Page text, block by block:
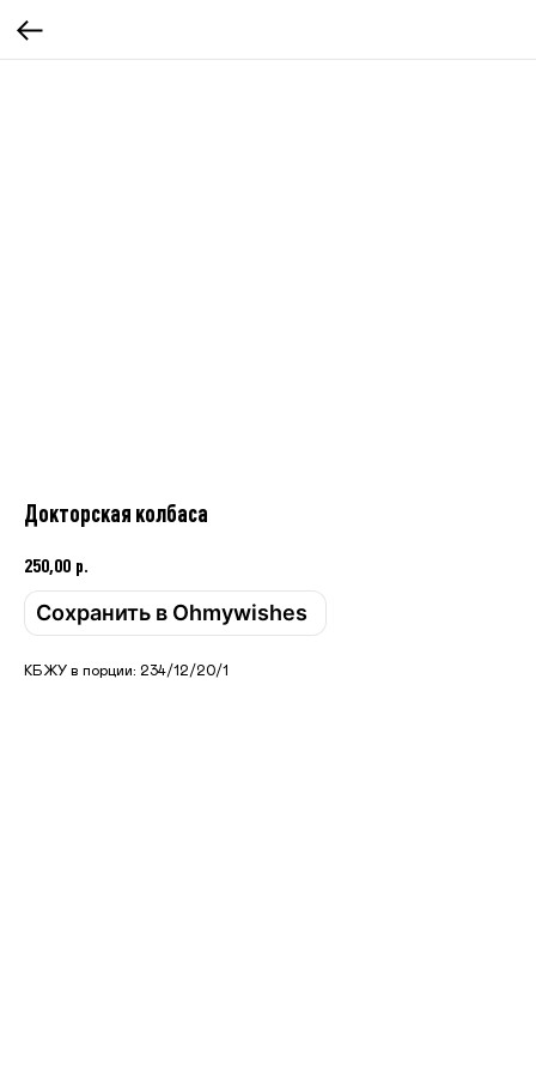
Докторская колбаса
250,00 р.
Сохранить в Ohmywishes
КБЖУ в порции: 234/12/20/1